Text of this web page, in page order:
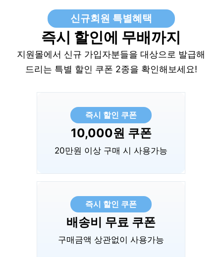
신규회원 특별혜택
즉시 할인에 무배까지
지원몰에서 신규 가입자분들을 대상으로 발급해
드리는 특별 할인 쿠폰 2종을 확인해보세요!
즉시 할인 쿠폰
10,000원 쿠폰
20만원 이상 구매 시 사용가능
즉시 할인 쿠폰
배송비 무료 쿠폰
구매금액 상관없이 사용가능